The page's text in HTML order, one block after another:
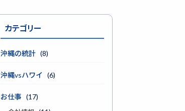
カテゴリー
沖縄の統計 (8)
沖縄vsハワイ (6)
お仕事 (17)